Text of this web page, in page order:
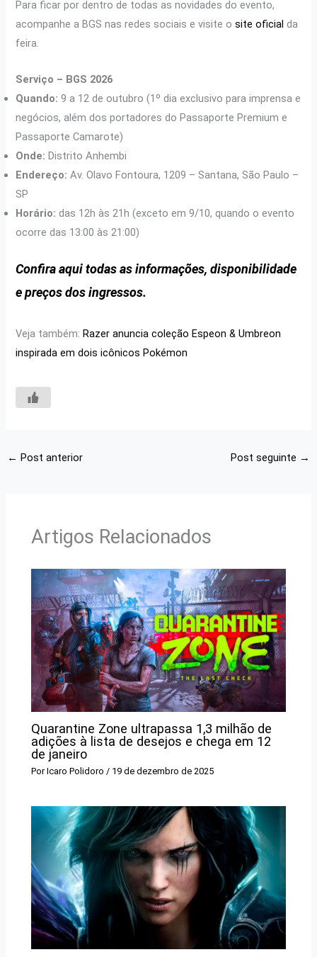
Para ficar por dentro de todas as novidades do evento,
acompanhe a BGS nas redes sociais e visite osite oficial da
feira.
Serviço – BGS 2026
Quando: 9 a 12 de outubro (1º dia exclusivo para imprensa e
negócios, além dos portadores do Passaporte Premium e
Passaporte Camarote)
Onde: Distrito Anhembi
Endereço: Av. Olavo Fontoura, 1209 – Santana, São Paulo –
SP
Horário: das 12h às 21h (exceto em 9/10, quando o evento
ocorre das 13:00 às 21:00)
Confira aqui todas as informações, disponibilidade
e preços dos ingressos.
Veja também:Razer anuncia coleção Espeon & Umbreon
inspirada em dois icônicos Pokémon
← Post anterior Post seguinte →
Artigos Relacionados
Quarantine Zone ultrapassa 1,3 milhão de
adições à lista de desejos e chega em 12
de janeiro
PorIcaro Polidoro/ 19 de dezembro de 2025